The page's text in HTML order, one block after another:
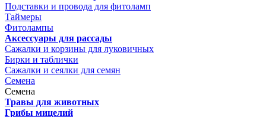
Подставки и провода для фитоламп
Таймеры
Фитолампы
Аксессуары для рассады
Сажалки и корзины для луковичных
Бирки и таблички
Сажалки и сеялки для семян
Семена
Семена
Травы для животных
Грибы мицелий